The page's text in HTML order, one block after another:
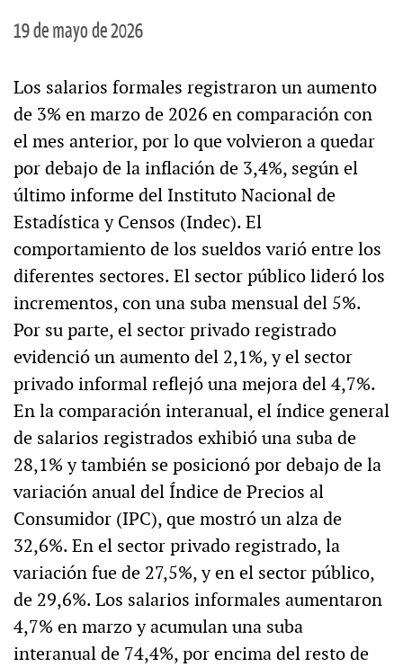
19 de mayo de 2026
Los salarios formales registraron un aumento
de 3% en marzo de 2026 en comparación con
el mes anterior, por lo que volvieron a quedar
por debajo de la inflación de 3,4%, según el
último informe del Instituto Nacional de
Estadística y Censos (Indec). El
comportamiento de los sueldos varió entre los
diferentes sectores. El sector público lideró los
incrementos, con una suba mensual del 5%.
Por su parte, el sector privado registrado
evidenció un aumento del 2,1%, y el sector
privado informal reflejó una mejora del 4,7%.
En la comparación interanual, el índice general
de salarios registrados exhibió una suba de
28,1% y también se posicionó por debajo de la
variación anual del Índice de Precios al
Consumidor (IPC), que mostró un alza de
32,6%. En el sector privado registrado, la
variación fue de 27,5%, y en el sector público,
de 29,6%. Los salarios informales aumentaron
4,7% en marzo y acumulan una suba
interanual de 74,4%, por encima del resto de